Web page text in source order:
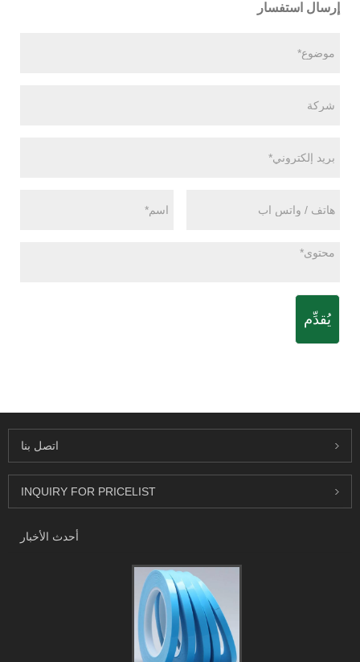
إرسال استفسار
يُقدِّم
اتصل بنا
INQUIRY FOR PRICELIST
أحدث الأخبار